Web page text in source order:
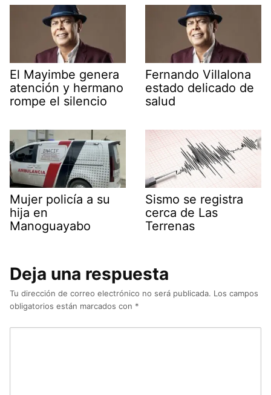
El Mayimbe genera
atención y hermano
rompe el silencio
Fernando Villalona
estado delicado de
salud
Mujer policía a su
hija en
Manoguayabo
Sismo se registra
cerca de Las
Terrenas
Deja una respuesta
Tu dirección de correo electrónico no será publicada. Los campos
obligatorios están marcados con *